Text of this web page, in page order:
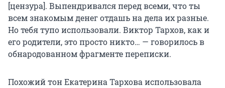
[цензура]. Выпендривался перед всеми, что ты
всем знакомым денег отдашь на дела их разные.
Но тебя тупо использовали. Виктор Тархов, как и
его родители, это просто никто… — говорилось в
обнародованном фрагменте переписки.
Похожий тон Екатерина Тархова использовала